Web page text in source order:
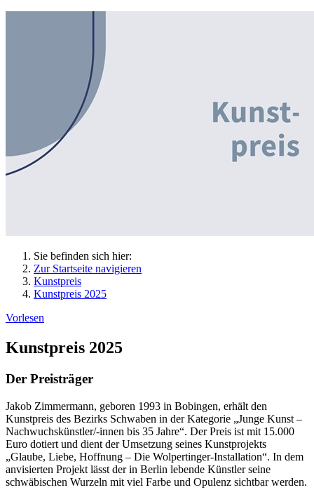
Sie befinden sich hier:
Zur Startseite navigieren
Kunstpreis
Kunstpreis 2025
Vorlesen
Kunstpreis 2025
Der Preisträger
Jakob Zimmermann, geboren 1993 in Bobingen, erhält den
Kunstpreis des Bezirks Schwaben in der Kategorie „Junge Kunst –
Nachwuchskünstler/-innen bis 35 Jahre“. Der Preis ist mit 15.000
Euro dotiert und dient der Umsetzung seines Kunstprojekts
„Glaube, Liebe, Hoffnung – Die Wolpertinger-Installation“. In dem
anvisierten Projekt lässt der in Berlin lebende Künstler seine
schwäbischen Wurzeln mit viel Farbe und Opulenz sichtbar werden.